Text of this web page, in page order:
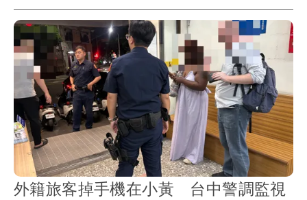
外籍旅客掉手機在小黃 台中警調監視